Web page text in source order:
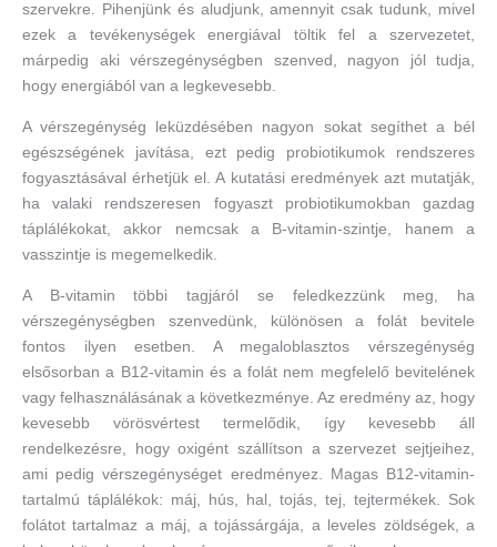
szervekre. Pihenjünk és aludjunk, amennyit csak tudunk, mivel
ezek a tevékenységek energiával töltik fel a szervezetet,
márpedig aki vérszegénységben szenved, nagyon jól tudja,
hogy energiából van a legkevesebb.
A vérszegénység leküzdésében nagyon sokat segíthet a bél
egészségének javítása, ezt pedig probiotikumok rendszeres
fogyasztásával érhetjük el. A kutatási eredmények azt mutatják,
ha valaki rendszeresen fogyaszt probiotikumokban gazdag
táplálékokat, akkor nemcsak a B-vitamin-szintje, hanem a
vasszintje is megemelkedik.
A B-vitamin többi tagjáról se feledkezzünk meg, ha
vérszegénységben szenvedünk, különösen a folát bevitele
fontos ilyen esetben. A megaloblasztos vérszegénység
elsősorban a B12-vitamin és a folát nem megfelelő bevitelének
vagy felhasználásának a következménye. Az eredmény az, hogy
kevesebb vörösvértest termelődik, így kevesebb áll
rendelkezésre, hogy oxigént szállítson a szervezet sejtjeihez,
ami pedig vérszegénységet eredményez. Magas B12-vitamin-
tartalmú táplálékok: máj, hús, hal, tojás, tej, tejtermékek. Sok
folátot tartalmaz a máj, a tojássárgája, a leveles zöldségek, a